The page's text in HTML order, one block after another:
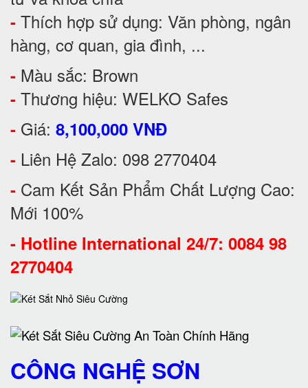
- Thích hợp sử dụng: Văn phòng, ngân
hàng, cơ quan, gia đình, ...
- Màu sắc: Brown
- Thương hiệu: WELKO Safes
- Giá: 8,100,000 VNĐ
- Liên Hệ Zalo: 098 2770404
- Cam Kết Sản Phẩm Chất Lượng Cao:
Mới 100%
- Hotline International 24/7: 0084 98
2770404
CÔNG NGHỆ SƠN